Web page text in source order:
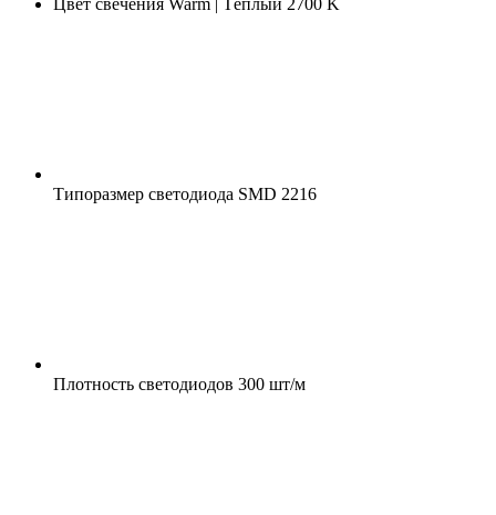
Типоразмер светодиода SMD 2216
Плотность светодиодов 300 шт/м